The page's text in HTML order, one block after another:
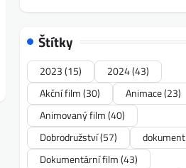
Štítky
2023(15) 2024(43)
Akční film(30) Animace(23)
Animovaný film(40)
Dobrodružství(57) dokument
Dokumentární film(43)